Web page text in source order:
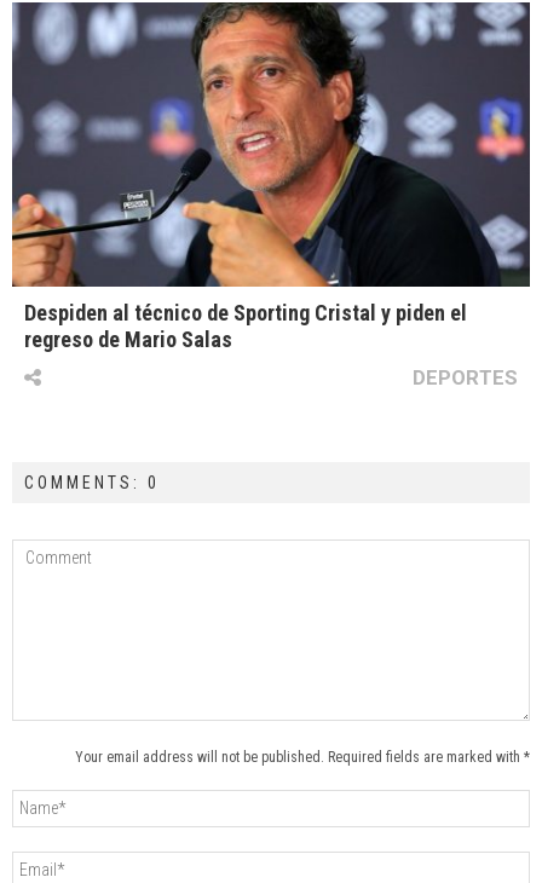
Despiden al técnico de Sporting Cristal y piden el
regreso de Mario Salas
DEPORTES
COMMENTS: 0
Your email address will not be published. Required fields are marked with *